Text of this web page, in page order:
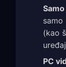
samo
(kao
PC